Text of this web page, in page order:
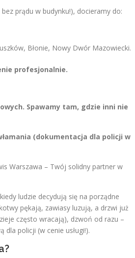
prądu w budynku!), docieramy do:
Błonie, Nowy Dwór Mazowiecki.
profesjonalnie.
Spawamy tam, gdzie inni nie
(dokumentacja dla policji w
Warszawa – Twój solidny partner w
ludzie decydują się na porządne
pękają, zawiasy luzują, a drzwi już
często wracają), dzwoń od razu –
policji (w cenie usługi!).